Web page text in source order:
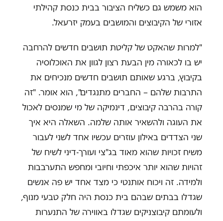
הוא משמש גם כשליח הציבור בבית כנסת קהילתי
אזורי של הקיבוצים והמושבים בעמק יזרעאל.
"למרות שהאקט של קליטת תושבים חדשים להרחבה
יש בו לכאורה מין הבעת רצון לגוון את האוכלוסיה
בקיבוץ, ברגע שאותם תושבים חדשים מנכיחים את
התרבות שלהם – החברים מתנגדים", הוא אומר. "זה
קורה בהרבה קיבוצים, דינמיקה של מי שמנסים לאכול
את העוגה ולהשאיר אותה שלמה. השאלה היא איך
שני הצדדים באילון עוזרים עכשיו אחד לשני לעבור
משיח זכויות שהוא מאוד בג"צי ועורך-דיני לשיח של
זהויות שהוא יותר איכפתי וחיובי ומחפש התערבבות
ולמידה. זה ויכוח אותנטי כי מצד אחד יש פה אנשים
שגדלו בבתים שבהם בית כנסת היה חלק טבעי מנוף,
ולעומתם קיבוצניקים שגדלו באווירה של התנערות